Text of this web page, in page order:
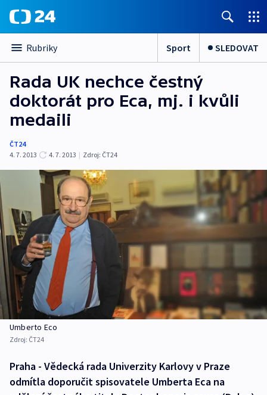
Rubriky Sport SLEDOVAT
Rada UK nechce čestný
doktorát pro Eca, mj. i kvůli
medaili
ČT24
4. 7. 2013
4. 7. 2013 | Zdroj: ČT24
Umberto Eco
Zdroj: ČT24
Praha - Vědecká rada Univerzity Karlovy v Praze
odmítla doporučit spisovatele Umberta Eca na